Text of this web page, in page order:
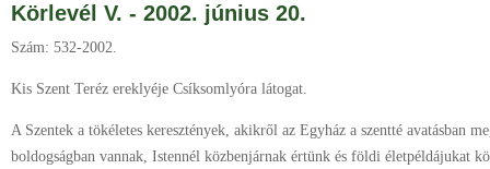
Körlevél V. - 2002. június 20.
Szám: 532-2002.
Kis Szent Teréz ereklyéje Csíksomlyóra látogat.
A Szentek a tökéletes keresztények, akikről az Egyház a szentté avatásban
boldogságban vannak, Istennél közbenjárnak értünk és földi életpéldájukat